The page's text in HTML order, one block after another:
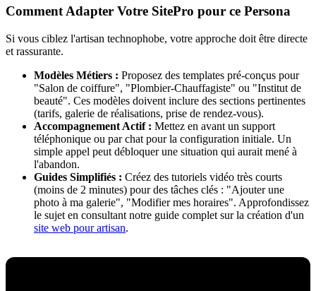
Comment Adapter Votre SitePro pour ce Persona
Si vous ciblez l'artisan technophobe, votre approche doit être directe
et rassurante.
Modèles Métiers : Proposez des templates pré-conçus pour
"Salon de coiffure", "Plombier-Chauffagiste" ou "Institut de
beauté". Ces modèles doivent inclure des sections pertinentes
(tarifs, galerie de réalisations, prise de rendez-vous).
Accompagnement Actif : Mettez en avant un support
téléphonique ou par chat pour la configuration initiale. Un
simple appel peut débloquer une situation qui aurait mené à
l'abandon.
Guides Simplifiés : Créez des tutoriels vidéo très courts
(moins de 2 minutes) pour des tâches clés : "Ajouter une
photo à ma galerie", "Modifier mes horaires". Approfondissez
le sujet en consultant notre guide complet sur la création d'un
site web pour artisan.